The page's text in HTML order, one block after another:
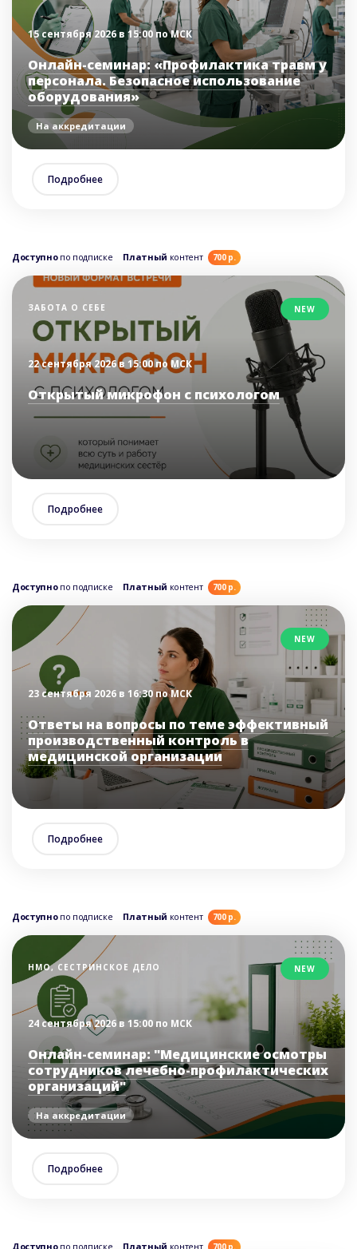
15 сентября 2026 в 15:00 по МСК
Онлайн-семинар: «Профилактика травм у
персонала. Безопасное использование
оборудования»
На аккредитации
Подробнее
Доступнопо подписке Платный контент 700 р.
ЗАБОТА О СЕБЕ NEW
22 сентября 2026 в 15:00 по МСК
Открытый микрофон с психологом
Подробнее
Доступнопо подписке Платный контент 700 р.
NEW
23 сентября 2026 в 16:30 по МСК
Ответы на вопросы по теме эффективный
производственный контроль в
медицинской организации
Подробнее
Доступнопо подписке Платный контент 700 р.
НМО, СЕСТРИНСКОЕ ДЕЛО NEW
24 сентября 2026 в 15:00 по МСК
Онлайн-семинар: "Медицинские осмотры
сотрудников лечебно-профилактических
организаций"
На аккредитации
Подробнее
Доступнопо подписке Платный контент 700 р.